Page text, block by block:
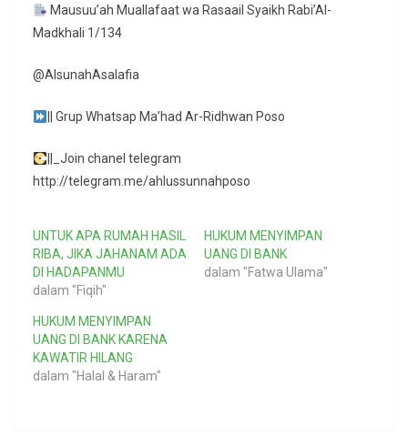
Mausuu’ah Muallafaat wa Rasaail Syaikh Rabi’Al-
Madkhali 1/134
@AlsunahAsalafia
|| Grup Whatsap Ma’had Ar-Ridhwan Poso
||_Join chanel telegram
http://telegram.me/ahlussunnahposo
UNTUK APA RUMAH HASIL
RIBA, JIKA JAHANAM ADA
DI HADAPANMU
dalam "Fiqih"
HUKUM MENYIMPAN
UANG DI BANK
dalam "Fatwa Ulama"
HUKUM MENYIMPAN
UANG DI BANK KARENA
KAWATIR HILANG
dalam "Halal & Haram"